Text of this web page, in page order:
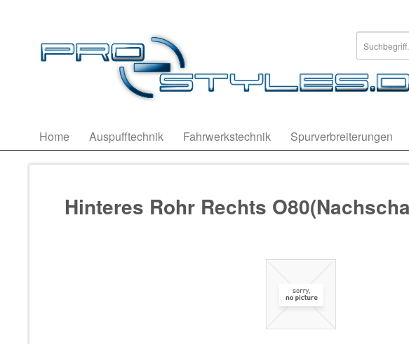
Home Auspufftechnik Fahrwerkstechnik Spurverbreiterungen
Hinteres Rohr Rechts